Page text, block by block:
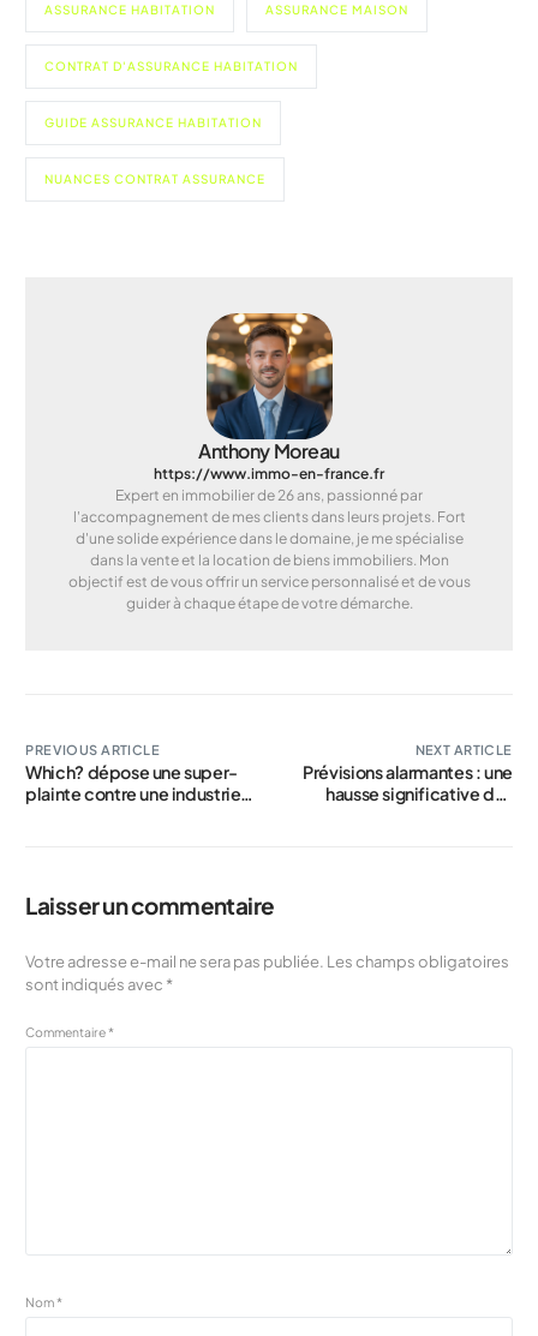
ASSURANCE HABITATION ASSURANCE MAISON
CONTRAT D'ASSURANCE HABITATION
GUIDE ASSURANCE HABITATION
NUANCES CONTRAT ASSURANCE
Anthony Moreau
https://www.immo-en-france.fr
Expert en immobilier de 26 ans, passionné par
l'accompagnement de mes clients dans leurs projets. Fort
d'une solide expérience dans le domaine, je me spécialise
dans la vente et la location de biens immobiliers. Mon
objectif est de vous offrir un service personnalisé et de vous
guider à chaque étape de votre démarche.
PREVIOUS ARTICLE
Which? dépose une super-
plainte contre une industrie
NEXT ARTICLE
Prévisions alarmantes : une
hausse significative des
Laisser un commentaire
Votre adresse e-mail ne sera pas publiée. Les champs obligatoires
sont indiqués avec *
Commentaire*
Nom*